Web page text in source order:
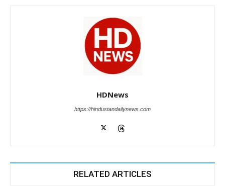
HDNews
https://hindustandailynews.com
RELATED ARTICLES